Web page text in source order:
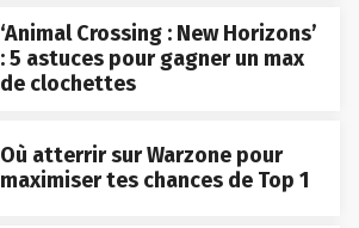
‘Animal Crossing : New Horizons’
: 5 astuces pour gagner un max
de clochettes
Où atterrir sur Warzone pour
maximiser tes chances de Top 1